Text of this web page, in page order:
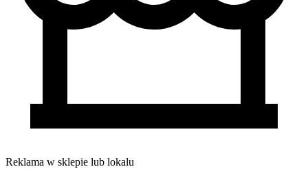
Reklama w sklepie lub lokalu